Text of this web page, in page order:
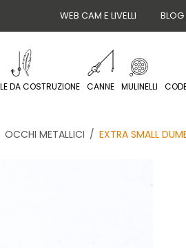
WEB CAM E LIVELLI BLOG
DA COSTRUZIONE CANNE MULINELLI
OCCHI METALLICI EXTRA SMALL